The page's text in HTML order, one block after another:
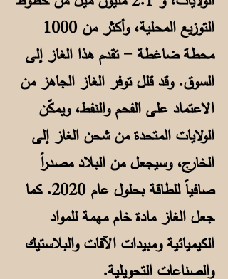
التوزيع المحلية، وأكثر من 1000
محطة ضاغطة - تقدم هذا الغاز إلى
السوق. وقد قلل توفر الغاز الجاهز من
الاعتماد على الفحم والنفط، ويمكّن
الولايات المتحدة من شحن الغاز إلى
الخارج، وسيجعل من البلاد مصدراً
صافياً للطاقة بحلول عام 2020. كما
جعل الغاز مادة خام مهمة للمواد
الكيميائية ومبيدات الآفات والبلاستيك
والصناعات التحويلية.